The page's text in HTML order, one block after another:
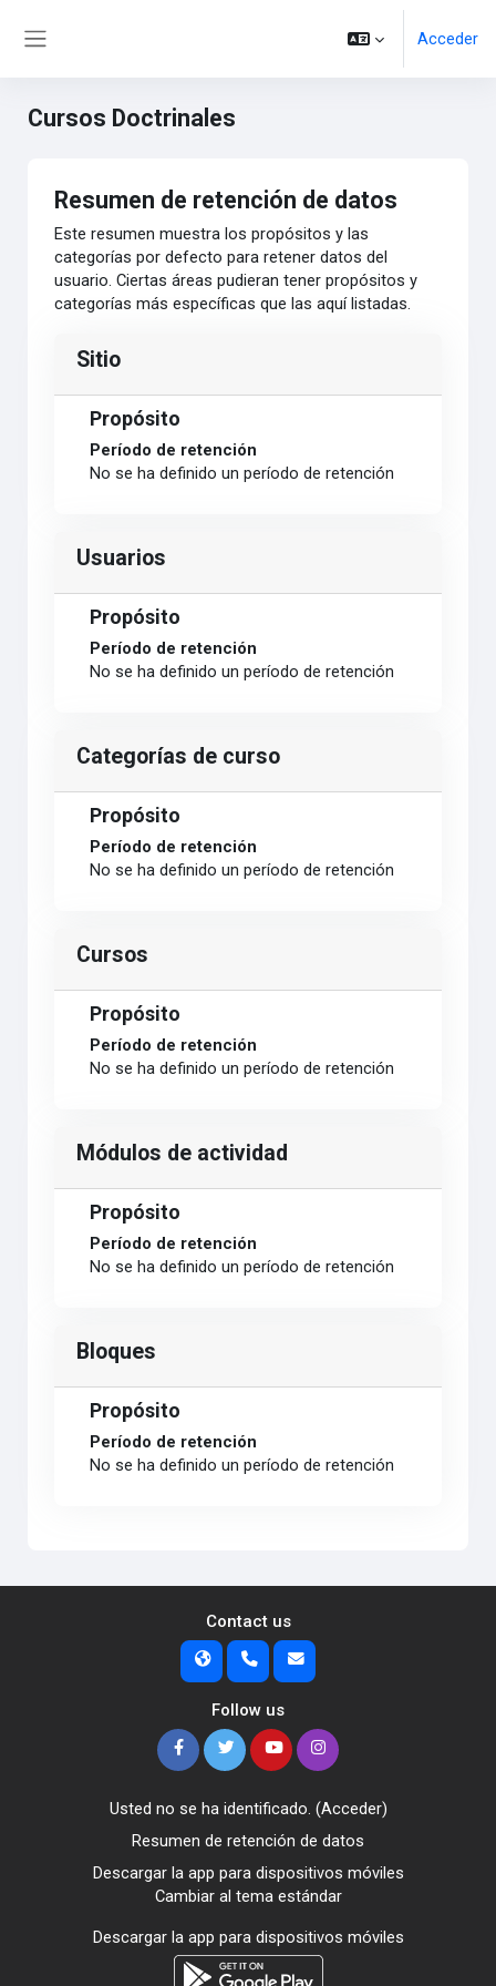
Acceder
Cursos Doctrinales
Resumen de retención de datos
Este resumen muestra los propósitos y las
categorías por defecto para retener datos del
usuario. Ciertas áreas pudieran tener propósitos y
categorías más específicas que las aquí listadas.
Sitio
Propósito
Período de retención
No se ha definido un período de retención
Usuarios
Propósito
Período de retención
No se ha definido un período de retención
Categorías de curso
Propósito
Período de retención
No se ha definido un período de retención
Cursos
Propósito
Período de retención
No se ha definido un período de retención
Módulos de actividad
Propósito
Período de retención
No se ha definido un período de retención
Bloques
Propósito
Período de retención
No se ha definido un período de retención
Contact us
Follow us
Usted no se ha identificado. (Acceder)
Resumen de retención de datos
Descargar la app para dispositivos móviles
Cambiar al tema estándar
Descargar la app para dispositivos móviles